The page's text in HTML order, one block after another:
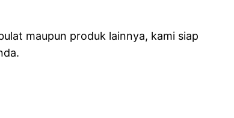
maupun produk lainnya, kami siap